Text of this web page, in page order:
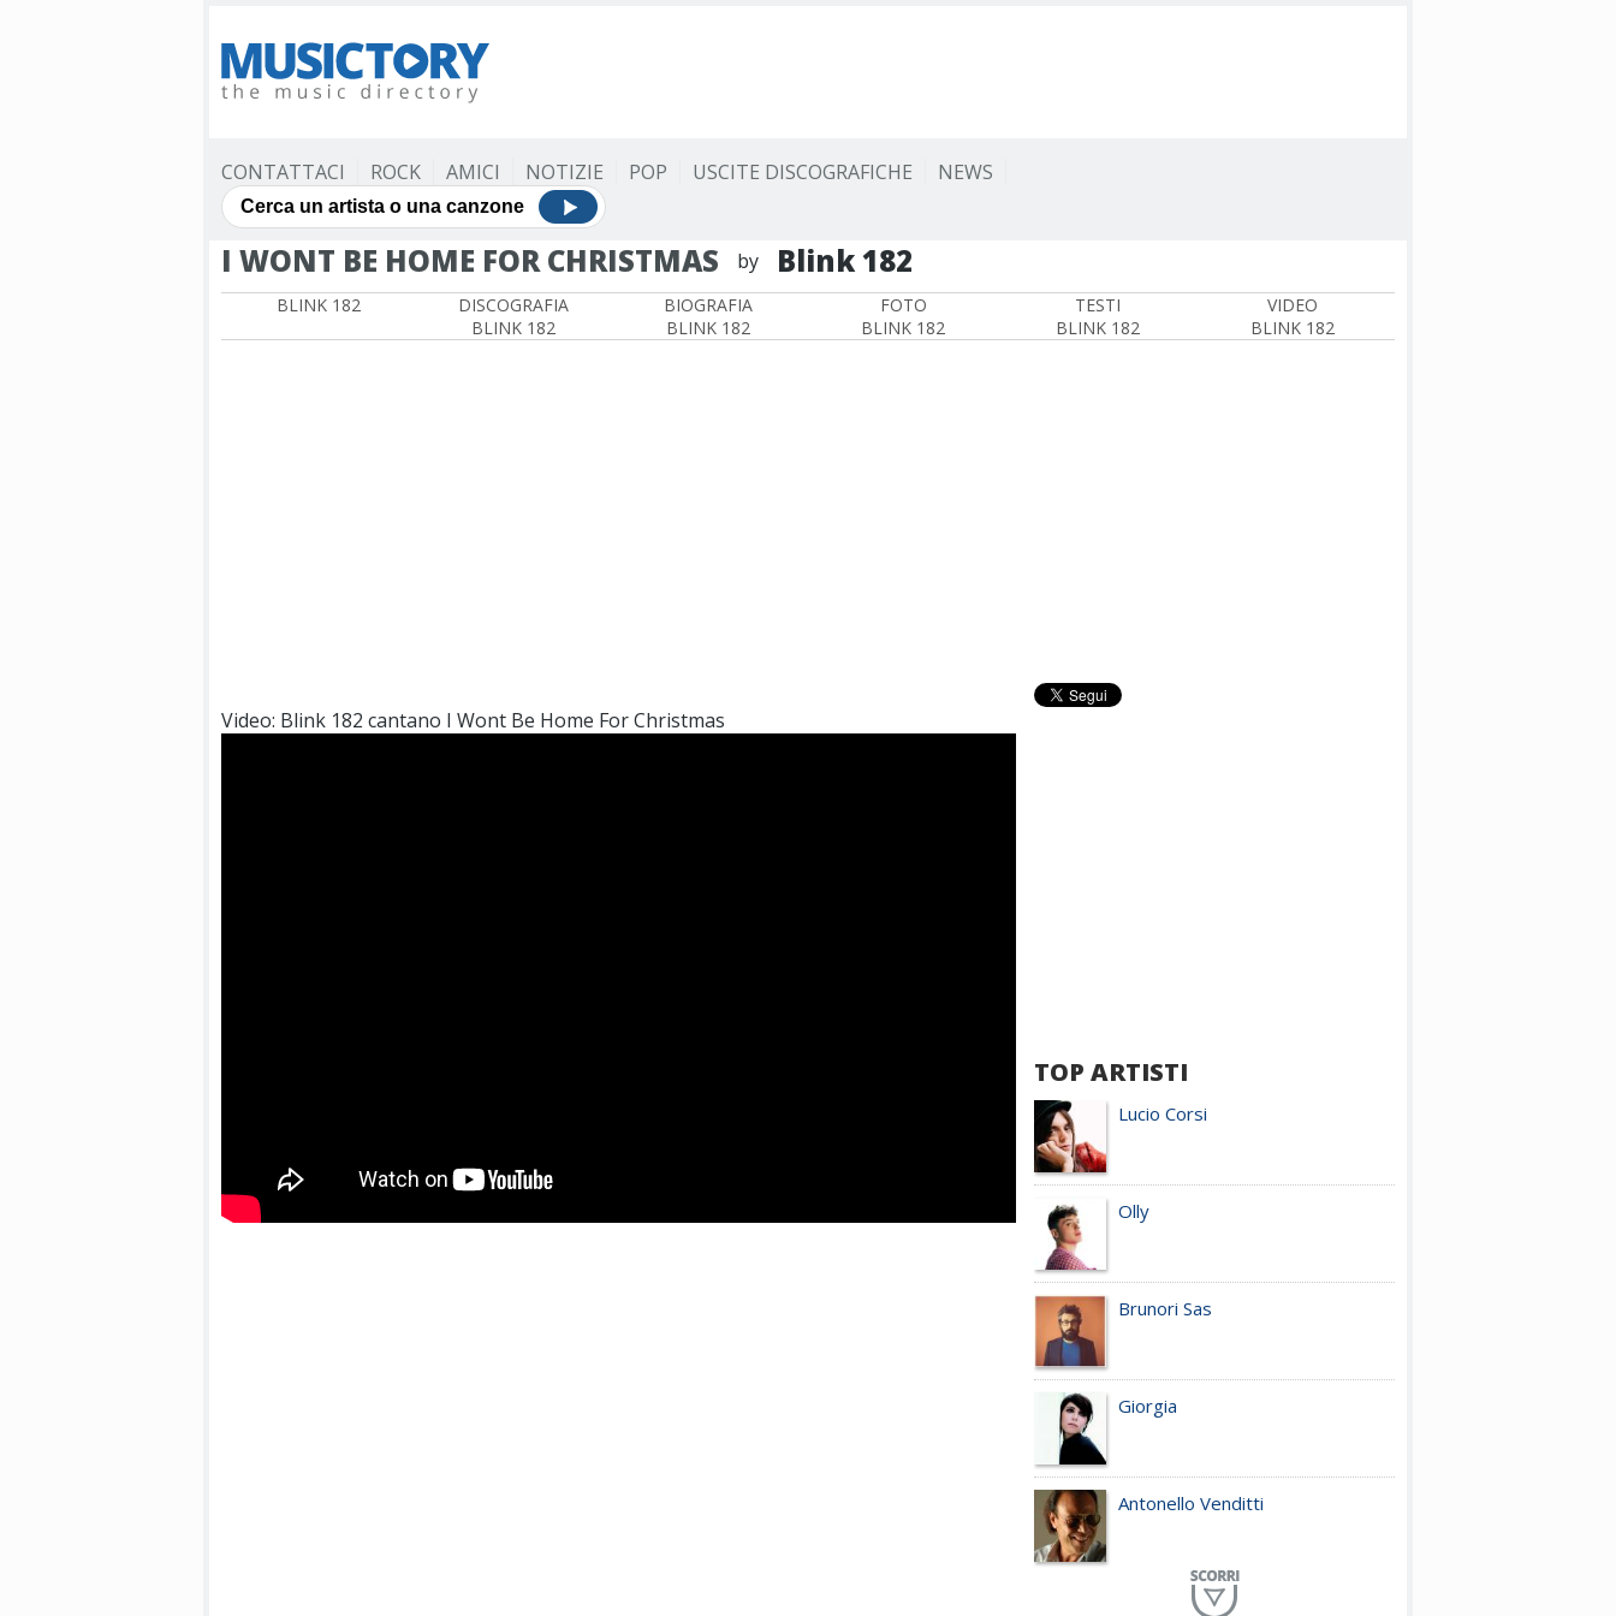
CONTATTACI ROCK AMICI NOTIZIE POP USCITE DISCOGRAFICHE NEWS
I WONT BE HOME FOR CHRISTMAS by Blink 182
BLINK 182
DISCOGRAFIA
BLINK 182
BIOGRAFIA
BLINK 182
FOTO
BLINK 182
TESTI
BLINK 182
VIDEO
BLINK 182
Video: Blink 182 cantano I Wont Be Home For Christmas
TOP ARTISTI
Lucio Corsi
Olly
Brunori Sas
Giorgia
Antonello Venditti
Planet Funk